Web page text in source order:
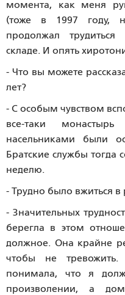
момента, как меня
(тоже в 1997 году,
продолжал
складе. И опять
- Что вы можете
лет?
- С особым чувством
все-таки
насельниками были
Братские службы тогда
неделю.
- Трудно было вжиться
- Значительных
берегла в этом
должное. Она крайне
чтобы не
понимала, что я
произволении, а